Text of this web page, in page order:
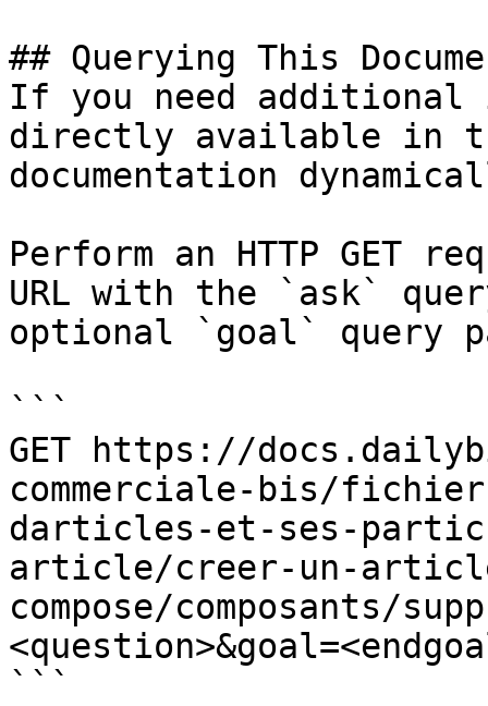
## Querying This
If you need
directly available in
documentation
Perform an HTTP GET
URL with the `ask`
optional `goal` query
```
GET https://
commerciale-bis/
darticles-et-ses-
article/creer-un-
compose/composants/
```